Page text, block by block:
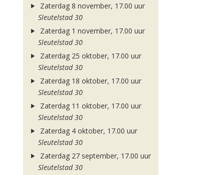
Zaterdag 8 november, 17.00 uur
Sleutelstad 30
Zaterdag 1 november, 17.00 uur
Sleutelstad 30
Zaterdag 25 oktober, 17.00 uur
Sleutelstad 30
Zaterdag 18 oktober, 17.00 uur
Sleutelstad 30
Zaterdag 11 oktober, 17.00 uur
Sleutelstad 30
Zaterdag 4 oktober, 17.00 uur
Sleutelstad 30
Zaterdag 27 september, 17.00 uur
Sleutelstad 30